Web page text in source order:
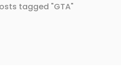
tagged "GTA"